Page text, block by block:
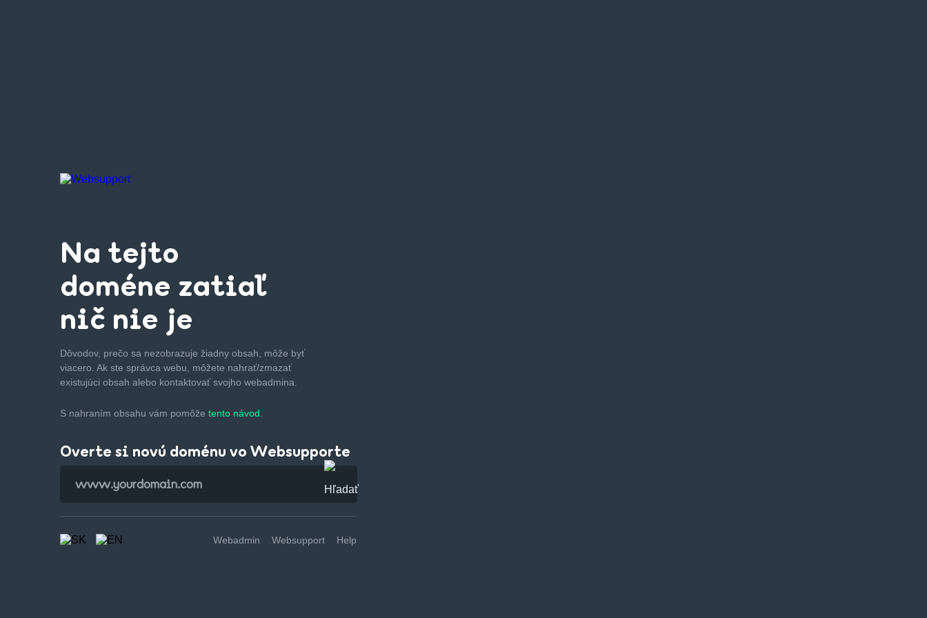
Na tejto
doméne zatiaľ
nič nie je
Dôvodov, prečo sa nezobrazuje žiadny obsah, môže byť
viacero. Ak ste správca webu, môžete nahrať/zmazať
existujúci obsah alebo kontaktovať svojho webadmina.
S nahraním obsahu vám pomôže tento návod.
Overte si novú doménu vo Websupporte
Webadmin Websupport Help